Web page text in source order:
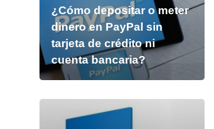
¿Cómo depositar o meter
dinero en PayPal sin
tarjeta de crédito ni
cuenta bancaria?